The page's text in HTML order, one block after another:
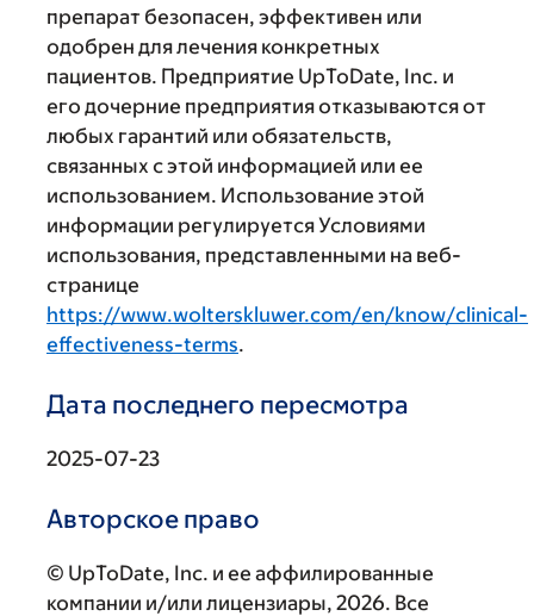
препарат безопасен, эффективен или
одобрен для лечения конкретных
пациентов. Предприятие UpToDate, Inc. и
его дочерние предприятия отказываются от
любых гарантий или обязательств,
связанных с этой информацией или ее
использованием. Использование этой
информации регулируется Условиями
использования, представленными на веб-
странице
https://www.wolterskluwer.com/en/know/clinical-
effectiveness-terms.
Дата последнего пересмотра
2025-07-23
Авторское право
© UpToDate, Inc. и ее аффилированные
компании и/или лицензиары, 2026. Все